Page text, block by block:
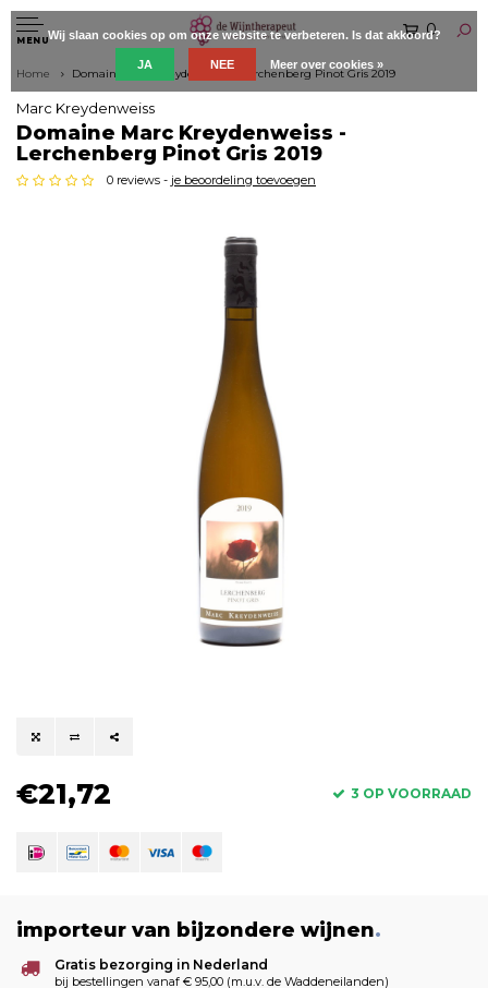
MENU
0
Home Domaine Marc Kreydenweiss - Lerchenberg Pinot Gris 2019
Marc Kreydenweiss
Domaine Marc Kreydenweiss -
Lerchenberg Pinot Gris 2019
0 reviews - je beoordeling toevoegen
€21,72 3 OP VOORRAAD
importeur van bijzondere wijnen.
Gratis bezorging in Nederland
bij bestellingen vanaf € 95,00 (m.u.v. de Waddeneilanden)
Wij slaan cookies op om onze website te verbeteren. Is dat akkoord?
JA NEE Meer over cookies »